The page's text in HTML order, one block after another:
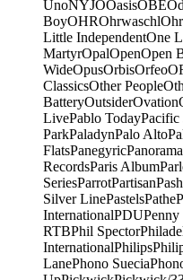
UnoNYJOOasisOBE
BoyOHROhrwaschl
Little IndependentOne
MartyrOpalOpenOpen
WideOpusOrbisOrfeo
ClassicsOther People
BatteryOutsiderOvation
LivePablo TodayPacific
ParkPaladynPalo Alto
FlatsPanegyricPanorama
RecordsParis Album
SeriesParrotPartisan
Silver LinePastelsPathe
InternationalPDUPenny
RTBPhil Spector
InternationalPhilips
LanePhono Suecia